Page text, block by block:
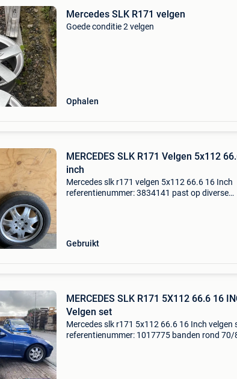
Mercedes SLK R171 velgen
Goede conditie 2 velgen
Ophalen
MERCEDES SLK R171 Velgen 5x112
inch
Mercedes slk r171 velgen 5x112 66.6 16 Inch
referentienummer: 3834141 past op diverse
Gebruikt
MERCEDES SLK R171 5X112 66.6 16
Velgen set
Mercedes slk r171 5x112 66.6 16 Inch velgen
referentienummer: 1017775 banden rond 70/